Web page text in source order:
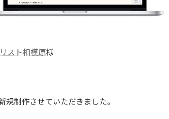
スト相模原様
規制作させていただきました。